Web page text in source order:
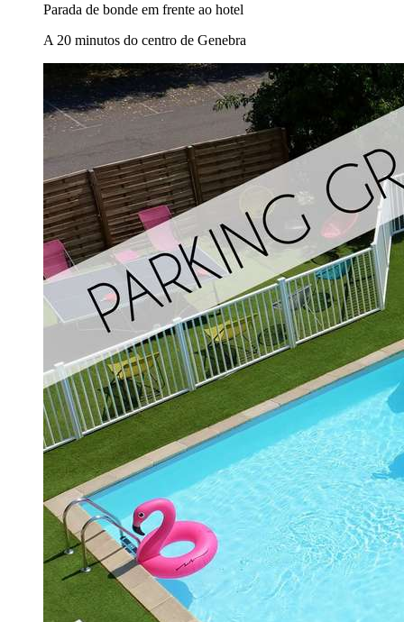
Parada de bonde em frente ao hotel
A 20 minutos do centro de Genebra